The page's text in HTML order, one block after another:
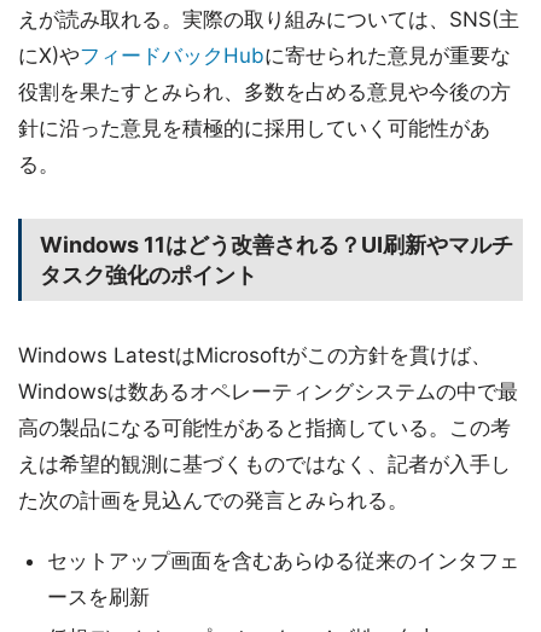
えが読み取れる。実際の取り組みについては、SNS(主
にX)やフィードバックHubに寄せられた意見が重要な
役割を果たすとみられ、多数を占める意見や今後の方
針に沿った意見を積極的に採用していく可能性があ
る。
Windows 11はどう改善される？UI刷新やマルチ
タスク強化のポイント
Windows LatestはMicrosoftがこの方針を貫けば、
Windowsは数あるオペレーティングシステムの中で最
高の製品になる可能性があると指摘している。この考
えは希望的観測に基づくものではなく、記者が入手し
た次の計画を見込んでの発言とみられる。
セットアップ画面を含むあらゆる従来のインタフェ
ースを刷新